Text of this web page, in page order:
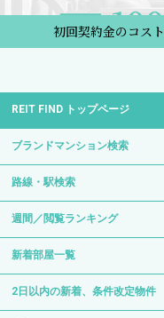
初回契約金のコス
REIT FIND トップページ
ブランドマンション検索
路線・駅検索
週間／閲覧ランキング
新着部屋一覧
2日以内の新着、条件改定物件